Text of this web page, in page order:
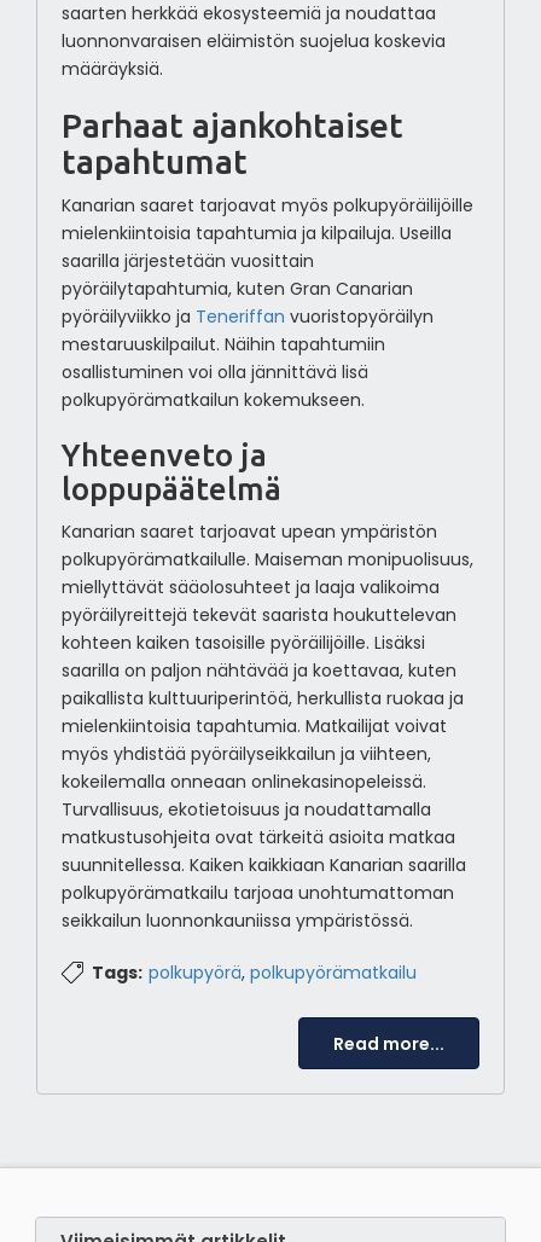
saarten herkkää ekosysteemiä ja noudattaa
luonnonvaraisen eläimistön suojelua koskevia
määräyksiä.
Parhaat ajankohtaiset
tapahtumat
Kanarian saaret tarjoavat myös polkupyöräilijöille
mielenkiintoisia tapahtumia ja kilpailuja. Useilla
saarilla järjestetään vuosittain
pyöräilytapahtumia, kuten Gran Canarian
pyöräilyviikko ja Teneriffan vuoristopyöräilyn
mestaruuskilpailut. Näihin tapahtumiin
osallistuminen voi olla jännittävä lisä
polkupyörämatkailun kokemukseen.
Yhteenveto ja
loppupäätelmä
Kanarian saaret tarjoavat upean ympäristön
polkupyörämatkailulle. Maiseman monipuolisuus,
miellyttävät sääolosuhteet ja laaja valikoima
pyöräilyreittejä tekevät saarista houkuttelevan
kohteen kaiken tasoisille pyöräilijöille. Lisäksi
saarilla on paljon nähtävää ja koettavaa, kuten
paikallista kulttuuriperintöä, herkullista ruokaa ja
mielenkiintoisia tapahtumia. Matkailijat voivat
myös yhdistää pyöräilyseikkailun ja viihteen,
kokeilemalla onneaan onlinekasinopeleissä.
Turvallisuus, ekotietoisuus ja noudattamalla
matkustusohjeita ovat tärkeitä asioita matkaa
suunnitellessa. Kaiken kaikkiaan Kanarian saarilla
polkupyörämatkailu tarjoaa unohtumattoman
seikkailun luonnonkauniissa ympäristössä.
Tags: polkupyörä, polkupyörämatkailu
Read more...